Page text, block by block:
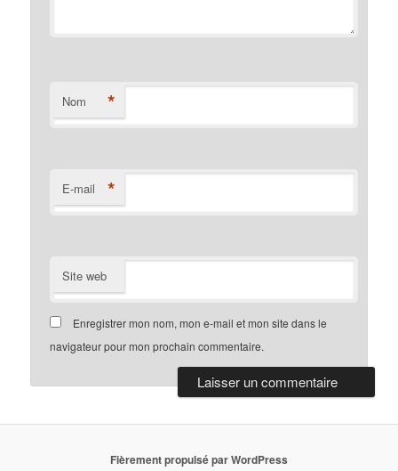
Nom *
E-mail *
Site web
Enregistrer mon nom, mon e-mail et mon site dans le
navigateur pour mon prochain commentaire.
Fièrement propulsé par WordPress